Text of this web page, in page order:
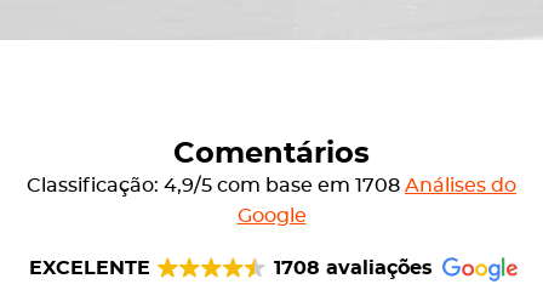
Comentários
Classificação: 4,9/5 com base em 1708 Análises do
Google
EXCELENTE 1708 avaliações